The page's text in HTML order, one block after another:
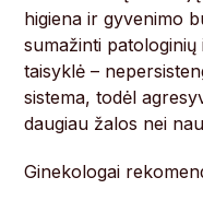
higiena ir gyvenimo
sumažinti
taisyklė –
sistema, todėl
daugiau žalos nei
Ginekologai